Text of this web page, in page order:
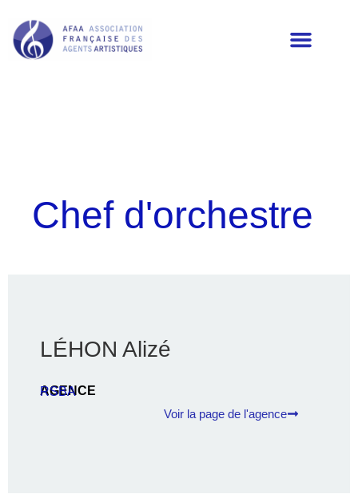
Chef d'orchestre
LÉHON Alizé
AGENCE
RSBA
Voir la page de l'agence